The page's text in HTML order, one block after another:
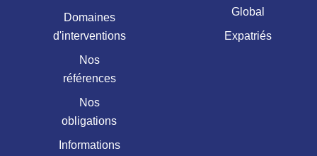
Domaines
d'interventions
Nos
références
Nos
obligations
Informations
Global
Expatriés